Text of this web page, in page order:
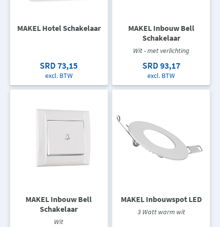
MAKEL Hotel Schakelaar
SRD 73,15
excl. BTW
MAKEL Inbouw Bell
Schakelaar
Wit - met verlichting
SRD 93,17
excl. BTW
MAKEL Inbouw Bell
Schakelaar
Wit
MAKEL Inbouwspot LED
3 Watt warm wit